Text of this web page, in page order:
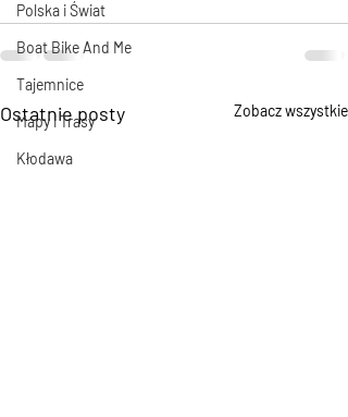
Polska i Świat
Boat Bike And Me
Tajemnice
Mapy i Trasy
Kłodawa
Ostatnie posty Zobacz wszystkie